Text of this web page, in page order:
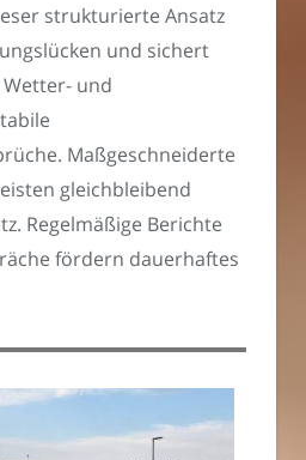
strukturierte Ansatz
und sichert
und
Maßgeschneiderte
gleichbleibend
Regelmäßige Berichte
fördern dauerhaftes